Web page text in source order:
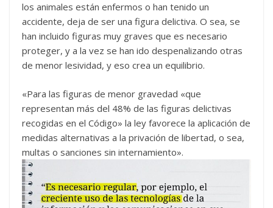
los animales están enfermos o han tenido un
accidente, deja de ser una figura delictiva. O sea, se
han incluido figuras muy graves que es necesario
proteger, y a la vez se han ido despenalizando otras
de menor lesividad, y eso crea un equilibrio.
«Para las figuras de menor gravedad «que
representan más del 48% de las figuras delictivas
recogidas en el Código» la ley favorece la aplicación de
medidas alternativas a la privación de libertad, o sea,
multas o sanciones sin internamiento».